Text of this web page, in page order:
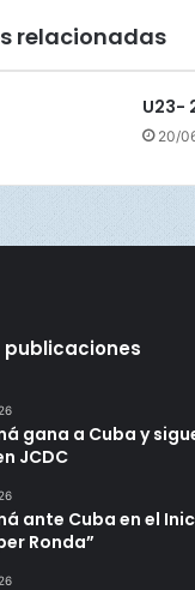
relacionadas
U23-
20/
publicaciones
gana a Cuba y
JCDC
ante Cuba en el
Ronda”